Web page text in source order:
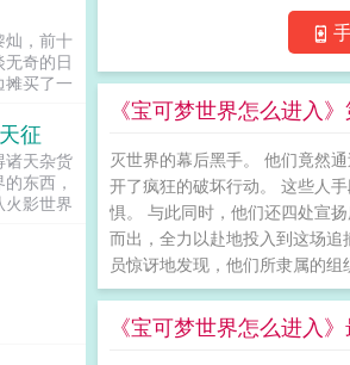
《宝可梦世界怎么进入
灭世界的幕后黑手。 他们竟然
开了疯狂的破坏行动。 这些人
惧。 与此同时，他们还四处宣
而出，全力以赴地投入到这场
员惊讶地发现，他们所隶属的
《宝可梦世界怎么进入
眼中的
以为他还
不，他
。展开
灿，前十
奇的日
买了一
灿，扮
征
诸天杂货
东西，
影世界
不上。
有比我
拳艾斯